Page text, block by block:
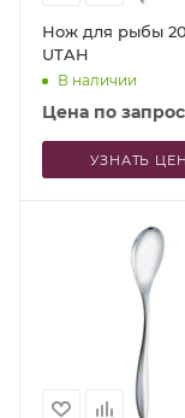
Нож для рыбы
UTAH
В наличии
Цена по
УЗНАТЬ